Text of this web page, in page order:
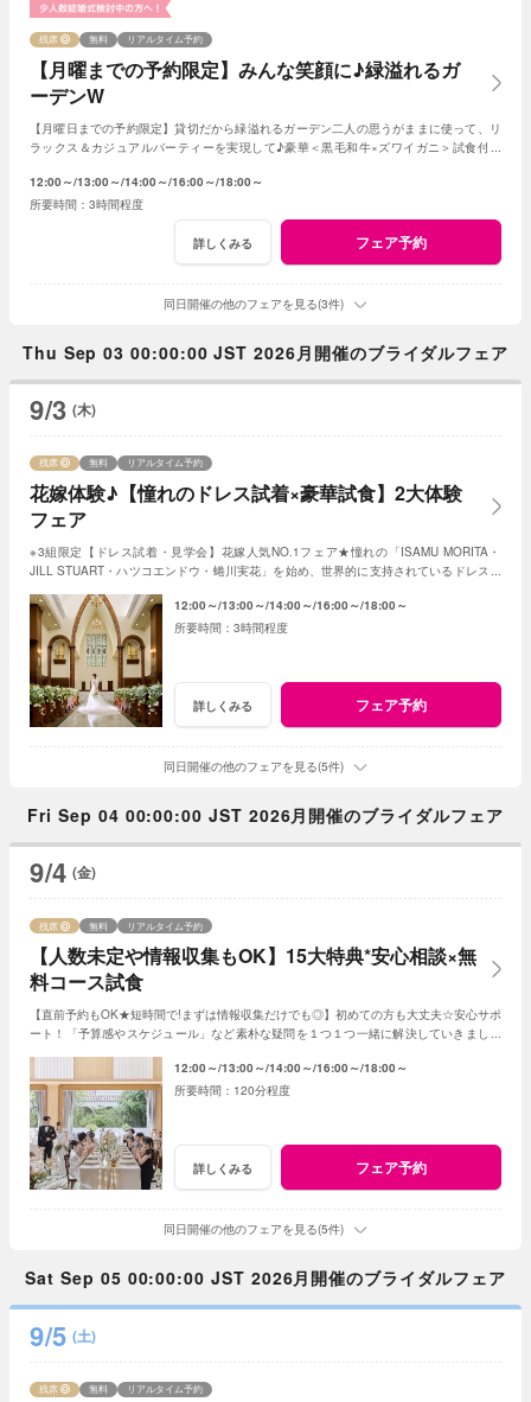
【月曜までの予約限定】みんな笑顔に♪緑溢れるガ
ーデンW
残席 無料 リアルタイム予約
【月曜日までの予約限定】貸切だから緑溢れるガーデン二人の思うがままに使って、リ
ラックス＆カジュアルパーティーを実現して♪豪華＜黒毛和牛×ズワイガニ＞試食付き
12:00～ 13:00～ 14:00～ 16:00～ 18:00～
3時間程度
詳しくみる フェア予約
同日開催の他のフェアを見る(3件)
Thu Sep 03 00:00:00 JST 2026月開催のブライダルフェア
9/3 (木)
花嫁体験♪【憧れのドレス試着×豪華試食】2大体験
フェア
残席 無料 リアルタイム予約
※3組限定【ドレス試着・見学会】花嫁人気NO.1フェア★憧れの「ISAMU MORITA・
JILL STUART・ハツコエンドウ・蜷川実花」を始め、世界的に支持されているドレスと
12:00～ 13:00～ 14:00～ 16:00～ 18:00～
3時間程度
詳しくみる フェア予約
同日開催の他のフェアを見る(5件)
Fri Sep 04 00:00:00 JST 2026月開催のブライダルフェア
9/4 (金)
【人数未定や情報収集もOK】15大特典*安心相談×無
料コース試食
残席 無料 リアルタイム予約
【直前予約もOK★短時間で!まずは情報収集だけでも◎】初めての方も大丈夫☆安心サポ
ート！「予算感やスケジュール」など素朴な疑問を１つ１つ一緒に解決していきましょ
12:00～ 13:00～ 14:00～ 16:00～ 18:00～
120分程度
詳しくみる フェア予約
同日開催の他のフェアを見る(5件)
Sat Sep 05 00:00:00 JST 2026月開催のブライダルフェア
9/5 (土)
残席 無料 リアルタイム予約